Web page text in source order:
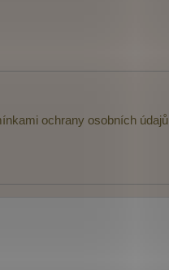
ochrany osobních údajů